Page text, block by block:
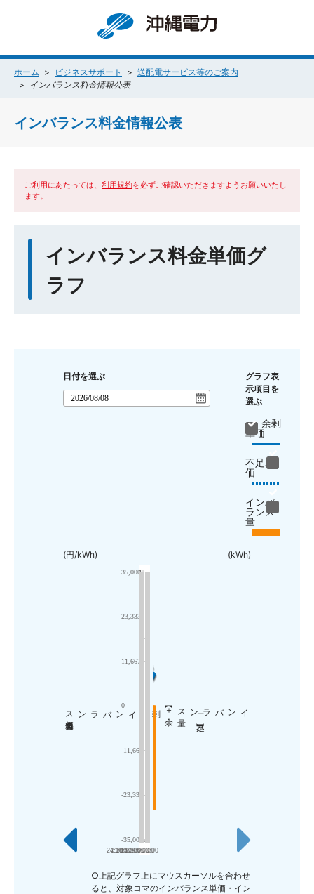
ホーム ビジネスサポート
送配電サービス等のご案内
インバランス料金情報公表
インバランス料金情報公表
ご利用にあたっては、 利用規約を必ずご確認いただきますようお願いいたし
ます。
インバランス料金単価グ
ラフ
日付を選ぶ
グラフ表
示項目を
選ぶ
余剰
単価
不足単
価
インバ
ランス
量
インバランス
料金単価
0:00
3:00
6:00
9:00
12:00
15:00
18:00
21:00
24:00
0
4
8
11
15
-35,000
-23,333
-11,667
0
11,667
23,333
35,000
インバランス量【＋余
剰
(円/kWh) (kWh)
○上記グラフ上にマウスカーソルを合わせ
ると、対象コマのインバランス単価・イン